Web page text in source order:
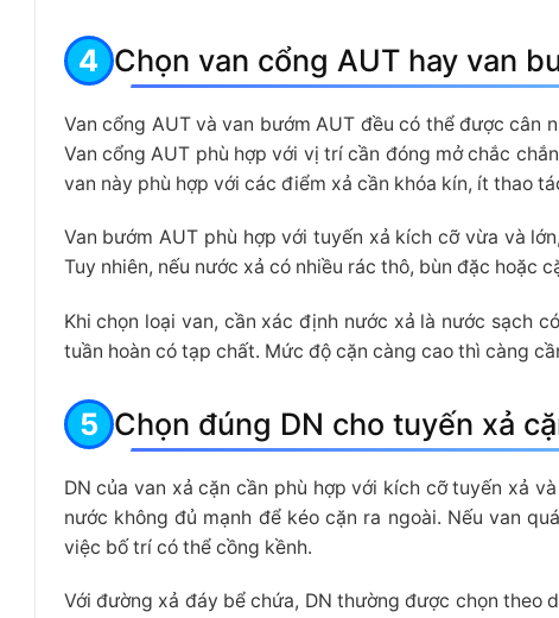
Chọn van cổng AUT hay van
Van cổng AUT và van bướm AUT đều có thể được cân
Van cổng AUT phù hợp với vị trí cần đóng mở chắc
van này phù hợp với các điểm xả cần khóa kín, ít thao
Van bướm AUT phù hợp với tuyến xả kích cỡ vừa và
Tuy nhiên, nếu nước xả có nhiều rác thô, bùn đặc hoặc
Khi chọn loại van, cần xác định nước xả là nước sạch
tuần hoàn có tạp chất. Mức độ cặn càng cao thì càng
Chọn đúng DN cho tuyến xả
DN của van xả cặn cần phù hợp với kích cỡ tuyến xả
nước không đủ mạnh để kéo cặn ra ngoài. Nếu van
việc bố trí có thể cồng kềnh.
Với đường xả đáy bể chứa, DN thường được chọn theo